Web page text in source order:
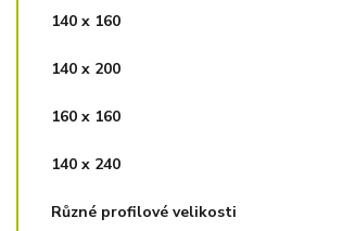
140 x 160
140 x 200
160 x 160
140 x 240
Různé profilové velikosti